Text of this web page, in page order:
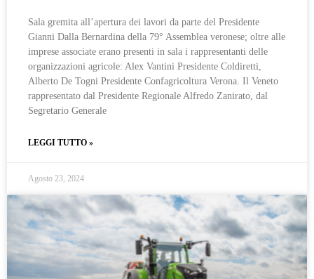
Sala gremita all’apertura dei lavori da parte del Presidente
Gianni Dalla Bernardina della 79° Assemblea veronese; oltre alle
imprese associate erano presenti in sala i rappresentanti delle
organizzazioni agricole: Alex Vantini Presidente Coldiretti,
Alberto De Togni Presidente Confagricoltura Verona. Il Veneto
rappresentato dal Presidente Regionale Alfredo Zanirato, dal
Segretario Generale
LEGGI TUTTO »
Agosto 23, 2024